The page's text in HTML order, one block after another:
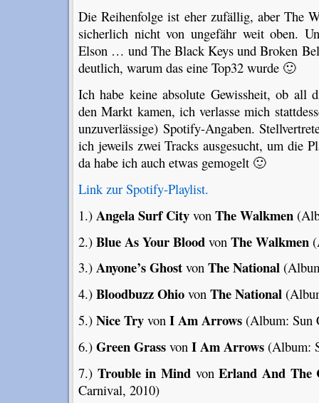
Die Reihenfolge ist eher zufällig, aber The
sicherlich nicht von ungefähr weit oben.
Elson … und The Black Keys und Broken
deutlich, warum das eine Top32 wurde 🙂
Ich habe keine absolute Gewissheit, ob
den Markt kamen, ich verlasse mich
unzuverlässige) Spotify-Angaben.
ich jeweils zwei Tracks ausgesucht, um die
da habe ich auch etwas gemogelt 🙂
Link zur Spotify-Playlist.
1.) Angela Surf Cityvon The Walkmen
2.) Blue As Your Bloodvon The Walkmen
3.) Anyone’s Ghostvon The National
4.) Bloodbuzz Ohiovon The National
5.) Nice Tryvon I Am Arrows(Album: Sun
6.) Green Grassvon I Am Arrows(Album:
7.) Trouble in Mind vonErland And The
Carnival, 2010)